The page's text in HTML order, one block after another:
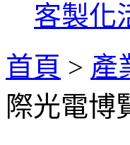
客製化
首頁 > 產
際光電博